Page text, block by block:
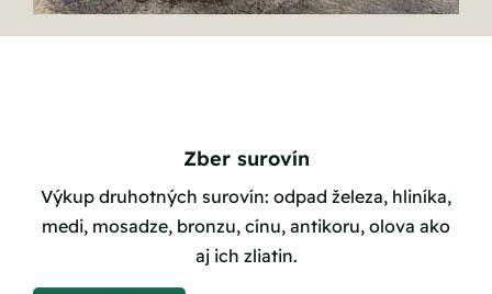
Zber surovín
Výkup druhotných surovín: odpad železa, hliníka,
medi, mosadze, bronzu, cínu, antikoru, olova ako
aj ich zliatin.